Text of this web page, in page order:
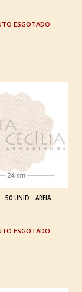
ESGOTADO
50 UNID - AREIA
ESGOTADO